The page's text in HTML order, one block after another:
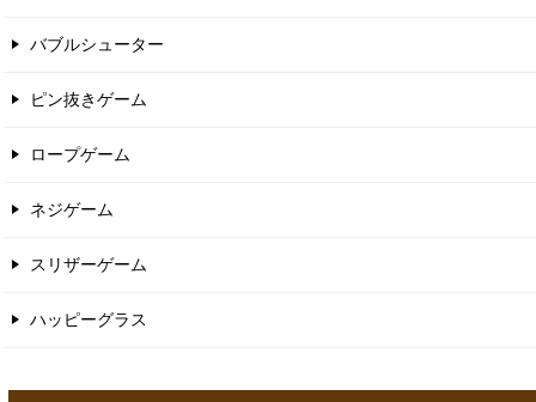
バブルシューター
ピン抜きゲーム
ロープゲーム
ネジゲーム
スリザーゲーム
ハッピーグラス